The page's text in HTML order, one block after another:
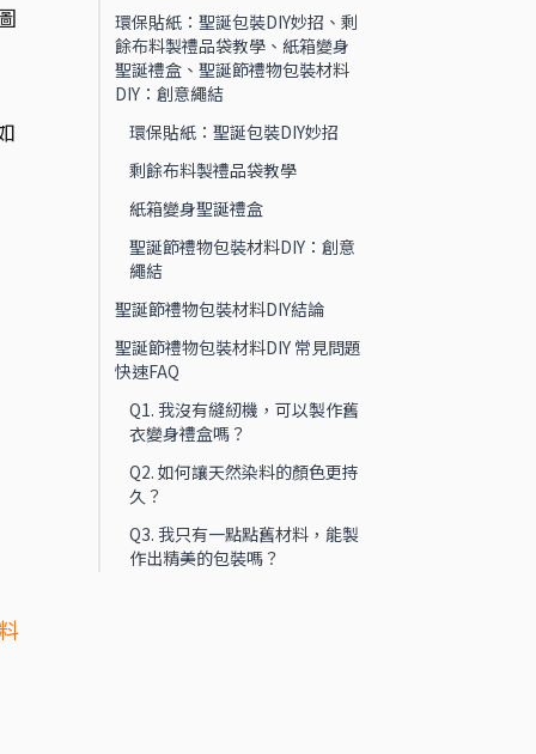
環保貼紙：聖誕包裝DIY妙招、剩
餘布料製禮品袋教學、紙箱變身
聖誕禮盒、聖誕節禮物包裝材料
DIY：創意繩結
環保貼紙：聖誕包裝DIY妙招
剩餘布料製禮品袋教學
紙箱變身聖誕禮盒
聖誕節禮物包裝材料DIY：創意
繩結
聖誕節禮物包裝材料DIY結論
聖誕節禮物包裝材料DIY 常見問題
快速FAQ
Q1. 我沒有縫紉機，可以製作舊
衣變身禮盒嗎？
Q2. 如何讓天然染料的顏色更持
久？
Q3. 我只有一點點舊材料，能製
作出精美的包裝嗎？